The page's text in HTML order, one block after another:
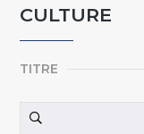
CULTURE
TITRE